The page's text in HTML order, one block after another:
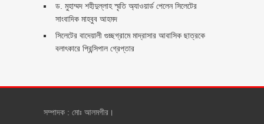
ড. মুহাম্মদ শহীদুল্লাহ স্মৃতি অ্যাওয়ার্ড পেলেন সিলেটের
সাংবাদিক মাহবুব আহমদ
সিলেটের বাদেয়ালী গুচ্ছগ্রামে মাদ্রাসার আবাসিক ছাত্রকে
বলাৎকারে প্রিন্সিপাল গ্রেপ্তার ‎
সম্পাদক : মোঃ আলমগীর।